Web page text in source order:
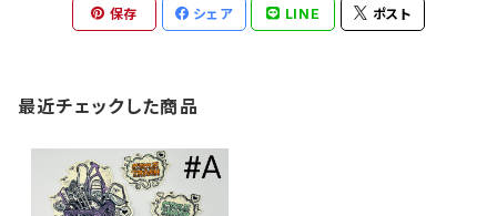
保存 シェア LINE ポスト
最近チェックした商品